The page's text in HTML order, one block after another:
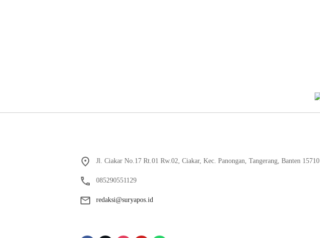
Jl. Ciakar No.17 Rt.01 Rw.02, Ciakar, Kec. Panongan, Tangerang, Banten 15710
085290551129
redaksi@suryapos.id